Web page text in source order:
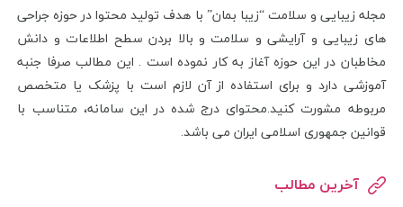
مجله زیبایی و سلامت “زیبا بمان” با هدف تولید محتوا در حوزه جراحی
های زیبایی و آرایشی و سلامت و بالا بردن سطح اطلاعات و دانش
مخاطبان در این حوزه آغاز به کار نموده است . این مطالب صرفا جنبه
آموزشی دارد و برای استفاده از آن لازم است با پزشک یا متخصص
مربوطه مشورت کنید.محتوای درج شده در این سامانه، متناسب با
قوانین جمهوری اسلامی ایران می باشد.
آخرین مطالب